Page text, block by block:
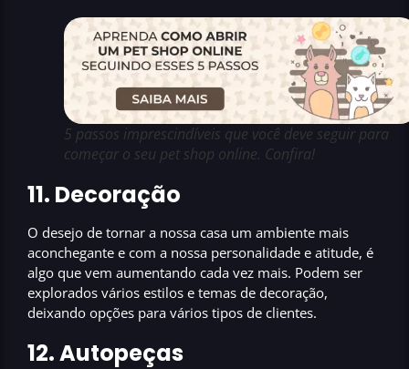
5 passos imprescindíveis que você deve seguir para
começar o seu pet shop online. Confira!
11. Decoração
O desejo de tornar a nossa casa um ambiente mais
aconchegante e com a nossa personalidade e atitude, é
algo que vem aumentando cada vez mais. Podem ser
explorados vários estilos e temas de decoração,
deixando opções para vários tipos de clientes.
12. Autopeças